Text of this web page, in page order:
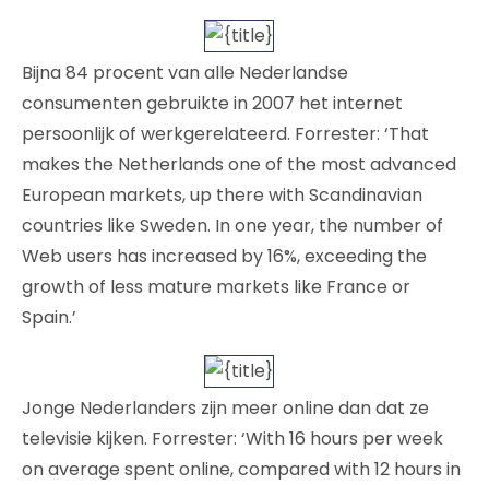
Bijna 84 procent van alle Nederlandse
consumenten gebruikte in 2007 het internet
persoonlijk of werkgerelateerd. Forrester: ‘That
makes the Netherlands one of the most advanced
European markets, up there with Scandinavian
countries like Sweden. In one year, the number of
Web users has increased by 16%, exceeding the
growth of less mature markets like France or
Spain.’
Jonge Nederlanders zijn meer online dan dat ze
televisie kijken. Forrester: ‘With 16 hours per week
on average spent online, compared with 12 hours in